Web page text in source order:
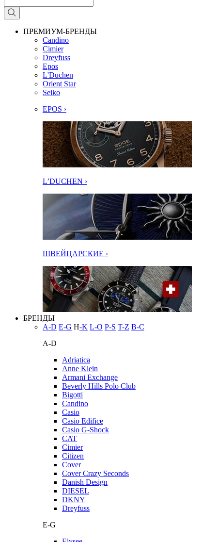
ПРЕМИУМ-БРЕНДЫ
Candino
Cimier
Dreyfuss
Epos
L'Duchen
Orient Star
Seiko
EPOS ›
L’DUCHEN ›
ШВЕЙЦАРСКИЕ ›
БРЕНДЫ
A-D E-G H-K L-O P-S T-Z В-С
A-D
Adriatica
Anne Klein
Armani Exchange
Beverly Hills Polo Club
Bigotti
Candino
Casio
Casio Edifice
Casio G-Shock
CAT
Cimier
Citizen
Cover
Cover Crazy Seconds
Danish Design
DIESEL
DKNY
Dreyfuss
E-G